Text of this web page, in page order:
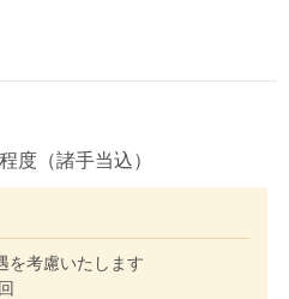
度（諸手当込）
を考慮いたします